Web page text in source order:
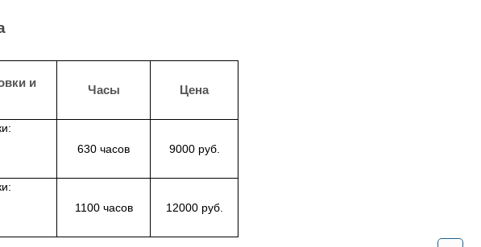
и
Часы Цена
630 часов 9000 руб.
1100 часов 12000 руб.